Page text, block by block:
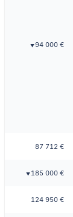
▼94 000 €
87 712 €
▼ 185 000 €
124 950 €